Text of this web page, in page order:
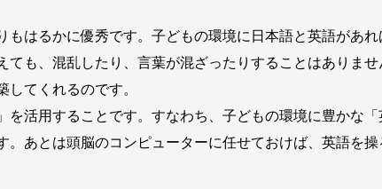
はるかに優秀です。子どもの環境に日本語と英語があ
ても、混乱したり、言葉が混ざったりすることはありま
てくれるのです。
活用することです。すなわち、子どもの環境に豊かな
。あとは頭脳のコンピューターに任せておけば、英語を